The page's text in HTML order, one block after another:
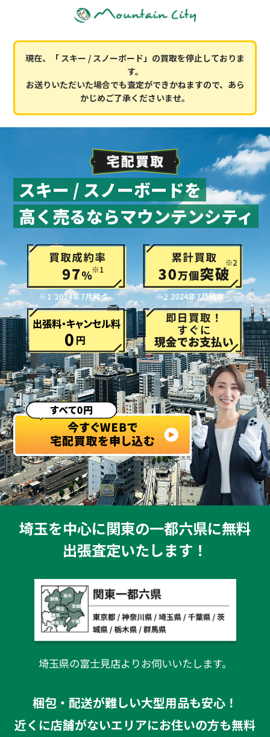
現在、「 スキー / スノーボード」の買取を停止しておりま
す。
お送りいただいた場合でも査定ができかねますので、あら
かじめご了承くださいませ。
スキー / スノーボードを
高く売るならマウンテンシティ
埼玉を中心に関東の一都六県に無料
出張査定いたします！
埼玉県の富士見店よりお伺いいたします。
梱包・配送が難しい大型用品も安心！
近くに店舗がないエリアにお住いの方も無料